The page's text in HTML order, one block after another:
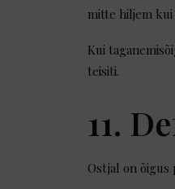
mitte hiljem kui
Kui
teisiti.
11.
Ostjal on